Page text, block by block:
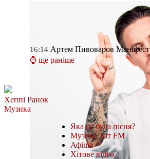
16:14 Артем Пивоваров Маніфест
⌚ ще раніше
Хеппі Ранок
Музика
Яка це була пісня?
Музика Хіт FM
Афіша
Хітове відео